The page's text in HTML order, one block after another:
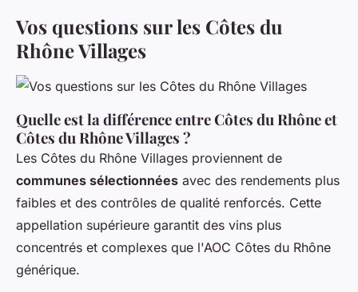
Vos questions sur les Côtes du
Rhône Villages
Quelle est la différence entre Côtes du Rhône et
Côtes du Rhône Villages ?
Les Côtes du Rhône Villages proviennent de
communes sélectionnées avec des rendements plus
faibles et des contrôles de qualité renforcés. Cette
appellation supérieure garantit des vins plus
concentrés et complexes que l'AOC Côtes du Rhône
générique.